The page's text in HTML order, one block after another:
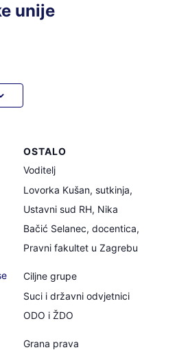
unije
OSTALO
Voditelj
Lovorka Kušan, sutkinja,
Ustavni sud RH, Nika
Bačić Selanec, docentica,
Pravni fakultet u Zagrebu
Ciljne grupe
Suci i državni odvjetnici
ODO i ŽDO
Grana prava